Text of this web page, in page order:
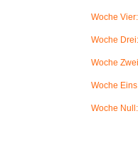
Woche
Woche
Woche
Woche
Woche